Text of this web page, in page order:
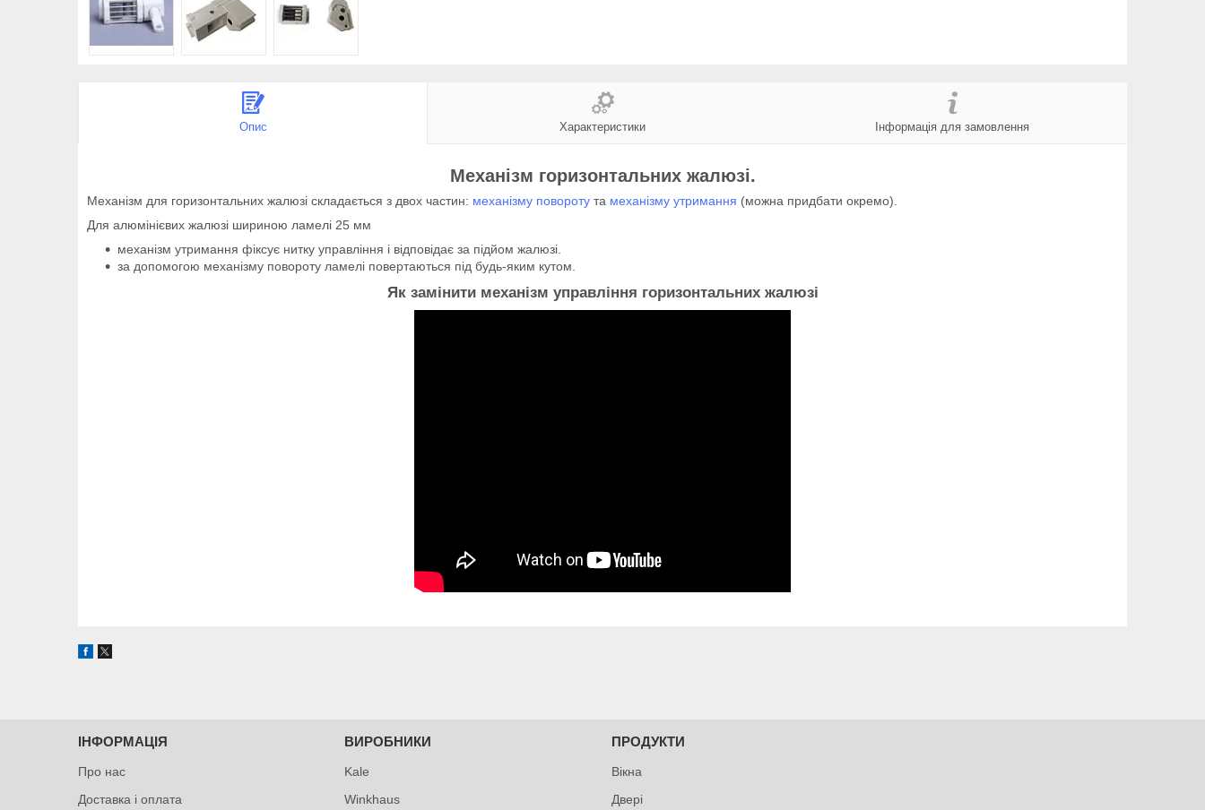
Опис Характеристики Інформація для замовлення
Механізм горизонтальних жалюзі.
Механізм для горизонтальних жалюзі складається з двох частин: механізму повороту та механізму утримання (можна придбати окремо).
Для алюмінієвих жалюзі шириною ламелі 25 мм
механізм утримання фіксує нитку управління і відповідає за підйом жалюзі.
за допомогою механізму повороту ламелі повертаються під будь-яким кутом.
Як замінити механізм управління горизонтальних жалюзі
ІНФОРМАЦІЯ
Про нас
Доставка і оплата
ВИРОБНИКИ
Kale
Winkhaus
ПРОДУКТИ
Вікна
Двері